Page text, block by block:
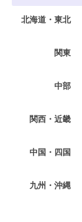
北海道・東北
関東
中部
関西・近畿
中国・四国
九州・沖縄